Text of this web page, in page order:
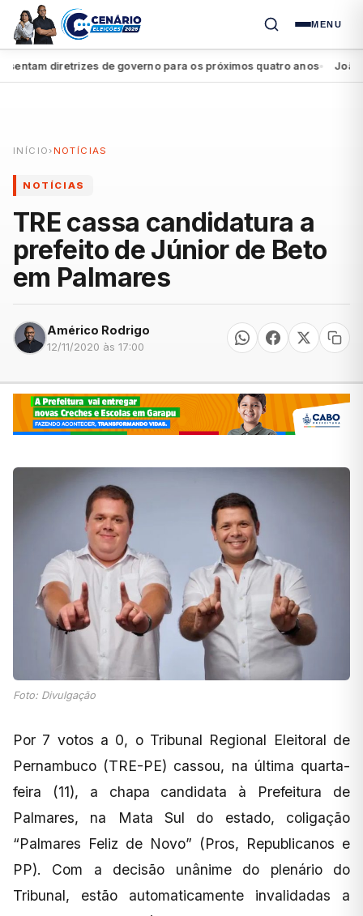
MENU
diretrizes de governo para os próximos quatro anos● João
INÍCIO › NOTÍCIAS
NOTÍCIAS
TRE cassa candidatura a
prefeito de Júnior de Beto
em Palmares
Américo Rodrigo
12/11/2020 às 17:00
Foto: Divulgação
Por 7 votos a 0, o Tribunal Regional Eleitoral de
Pernambuco (TRE-PE) cassou, na última quarta-
feira (11), a chapa candidata à Prefeitura de
Palmares, na Mata Sul do estado, coligação
“Palmares Feliz de Novo” (Pros, Republicanos e
PP). Com a decisão unânime do plenário do
Tribunal, estão automaticamente invalidadas a